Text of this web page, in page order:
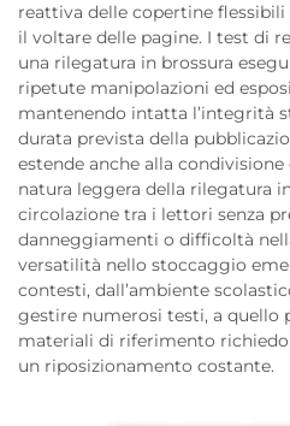
reattiva delle copertine
il voltare delle pagine. I test di
una rilegatura in brossura
ripetute manipolazioni ed
mantenendo intatta l’integrità
durata prevista della
estende anche alla
natura leggera della rilegatura
circolazione tra i lettori senza
danneggiamenti o difficoltà
versatilità nello stoccaggio
contesti, dall’ambiente
gestire numerosi testi, a quello
materiali di riferimento
un riposizionamento costante.